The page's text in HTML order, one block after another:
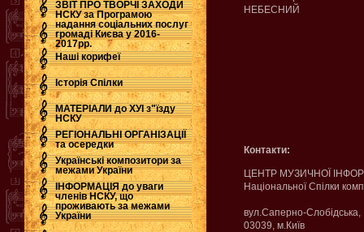
ЗВІТ ПРО ТВОРЧІ ЗАХОДИ
НСКУ за Програмою
надання соціальних послуг
громаді Києва у 2016-
2017рр.
.
Наші корифеї
Історія Спілки
МАТЕРІАЛИ до ХУІ з"їзду
НСКУ
РЕГІОНАЛЬНІ ОРГАНІЗАЦІЇ
та осередки
Українські композитори за
межами України
ІНФОРМАЦІЯ до уваги
членів НСКУ, що
проживають за межами
України
НЕБЕСНИЙ
Контакти:
ЦЕНТР МУЗИЧНОЇ
Національної Спілки
вул.Саперно-Слобідська,
03039, м.Київ